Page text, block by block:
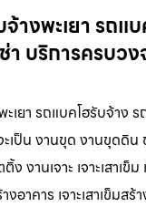
างพะเยา รถแ
า บริการครบว
เยา รถแบคโฮรับจ้าง ร
เป็น งานขุด งานขุดดิน
งานเจาะ เจาะเสาเข็ม
างอาคาร เจาะเสาเข็มส